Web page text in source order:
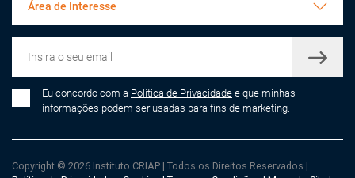
Área de Interesse
Eu concordo com a Política de Privacidade e que minhas
informações podem ser usadas para fins de marketing.
Copyright © 2026 Instituto CRIAP | Todos os Direitos Reservados |